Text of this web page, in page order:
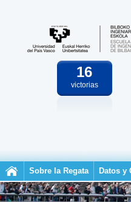
16
victorias
Sobre la Regata Datos y